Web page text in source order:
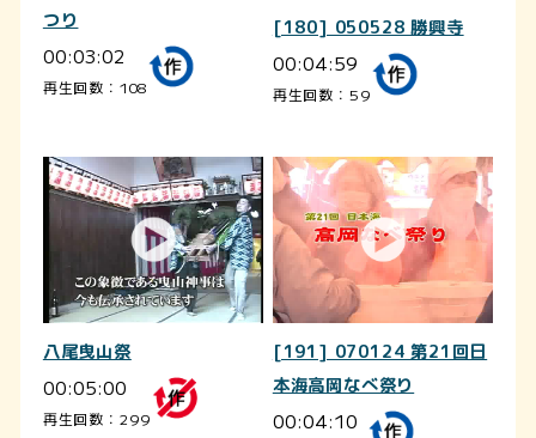
つり
00:03:02
再生回数：108
[180] 050528 勝興寺
00:04:59
再生回数：59
八尾曳山祭
00:05:00
再生回数：299
[191] 070124 第21回日
本海高岡なべ祭り
00:04:10